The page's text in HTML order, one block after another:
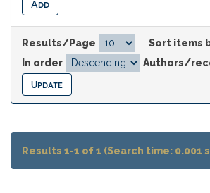
Results/Page
Sort items
In order
Authors/
Results 1-1 of 1 (Search time: 0.001